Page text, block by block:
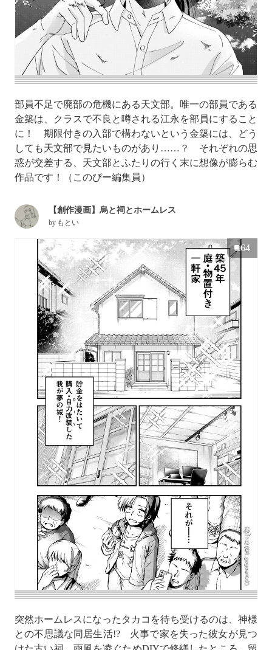
部員不足で廃部の危機にある天文部。唯一の部員である
金築は、クラスで不良と噂される江永を部員にすること
に！ 期限付きの入部で構わないという金築には、どう
しても天文部で見たいものがあり……？ それぞれの思
惑が交差する、天文部とふたりの行く末に想像が膨らむ
作品です！（このぴー編集員）
【創作漫画】烏と祠とホームレス
by もとい
64
突然ホームレスになったタカコを待ち受けるのは、神様
との不思議な同居生活!? 火事で家を失った彼女が見つ